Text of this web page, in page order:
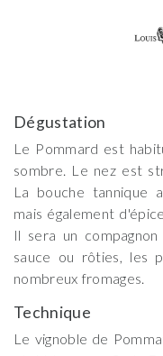
Dégustation
Le Pommard est
sombre. Le nez est
La bouche tannique
mais également
Il sera un
sauce ou rôties, les
nombreux fromages.
Technique
Le vignoble de